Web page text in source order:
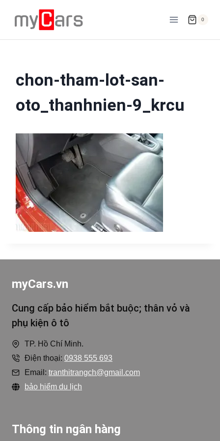
content
0
chon-tham-lot-san-
oto_thanhnien-9_krcu
myCars.vn
Cung cấp bảo hiểm bắt buộc; thân vỏ và
phụ kiện ô tô
TP. Hồ Chí Minh.
Điện thoại: 0938 555 693
Email: tranthitrangch@gmail.com
bảo hiểm du lịch
Thông tin ngân hàng